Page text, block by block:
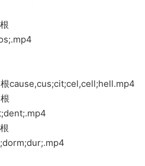
cause,cus;cit;cel,cell;hell.mp4